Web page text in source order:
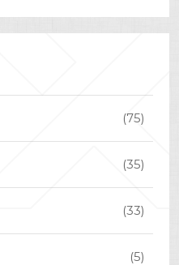
(75)
(35)
(33)
(5)